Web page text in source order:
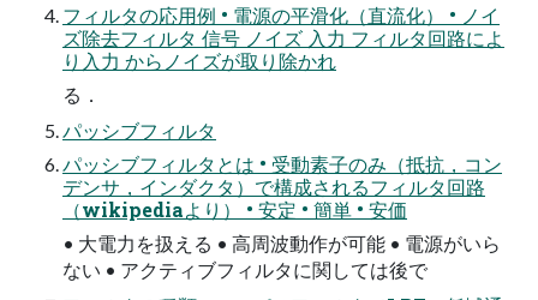
フィルタの応用例 • 電源の平滑化（直流化） • ノイ
ズ除去フィルタ 信号 ノイズ 入力 フィルタ回路によ
り入力 からノイズが取り除かれ
る．
パッシブフィルタ
パッシブフィルタとは • 受動素子のみ（抵抗，コン
デンサ，インダクタ）で構成されるフィルタ回路
（wikipediaより） • 安定 • 簡単 • 安価
• 大電力を扱える • 高周波動作が可能 • 電源がいら
ない • アクティブフィルタに関しては後で